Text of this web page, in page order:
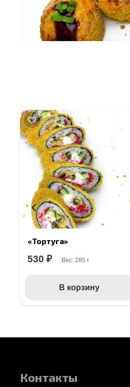
«Тортуга»
530₽ Вес: 285 г
В корзину
Контакты